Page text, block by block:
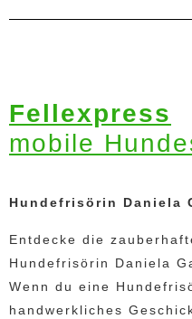
Fellexpress
mobile
Hundefrisörin Daniela
Entdecke die
Hundefrisörin Daniela
Wenn du eine
handwerkliches